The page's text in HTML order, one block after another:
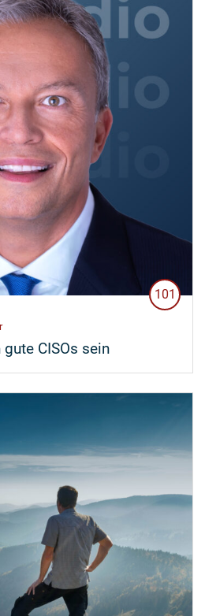
101
gute CISOs sein